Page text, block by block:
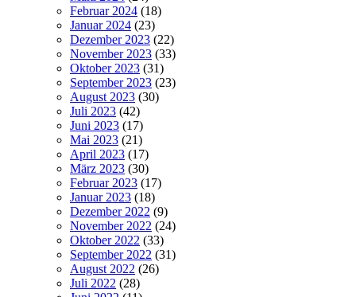
Februar 2024 (18)
Januar 2024 (23)
Dezember 2023 (22)
November 2023 (33)
Oktober 2023 (31)
September 2023 (23)
August 2023 (30)
Juli 2023 (42)
Juni 2023 (17)
Mai 2023 (21)
April 2023 (17)
März 2023 (30)
Februar 2023 (17)
Januar 2023 (18)
Dezember 2022 (9)
November 2022 (24)
Oktober 2022 (33)
September 2022 (31)
August 2022 (26)
Juli 2022 (28)